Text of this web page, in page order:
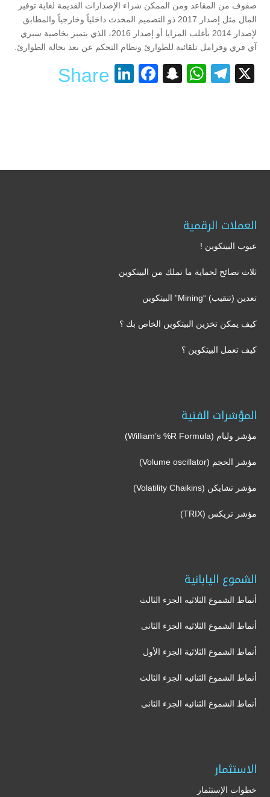
صفوف من المقاعد ومن الممكن شراء الإصدارات القديمة لغاية توفير
المال مثل إصدار 2017 ذو التصميم المحدث داخلياً وخارجياً والمطابق
لإصدار 2014 بأغلب المزايا أو إصدار 2016، الذي يتميز بخاصية سيري
آي فري وفرامل تلقائية للطوارئ ونظام التحكم عن بعد بحالة الطوارئ.
X
Telegram
WhatsApp
Snapchat
Facebook
LinkedIn
Share
العملات الرقمية
عيوب البيتكوين !
ثلاث نصائح لحماية ما تملك من البيتكوين
تعدين (تنقيب) “Mining” البيتكوين
كيف يمكن تخزين البيتكوين الخاص بك ؟
كيف تعمل البيتكوين ؟
المؤشرات الفنية
مؤشر وليام (William’s %R Formula)
مؤشر الحجم (Volume oscillator)
مؤشر تشايكن (Volatility Chaikins)
مؤشر تريكس (TRIX)
الشموع اليابانية
أنماط الشموع الثلاثيه الجزء الثالث
أنماط الشموع الثلاثيه الجزء الثانى
أنماط الشموع الثلاثية الجزء الأول
أنماط الشموع الثنائيه الجزء الثالث
أنماط الشموع الثنائيه الجزء الثانى
الاستثمار
خطوات الإستثمار